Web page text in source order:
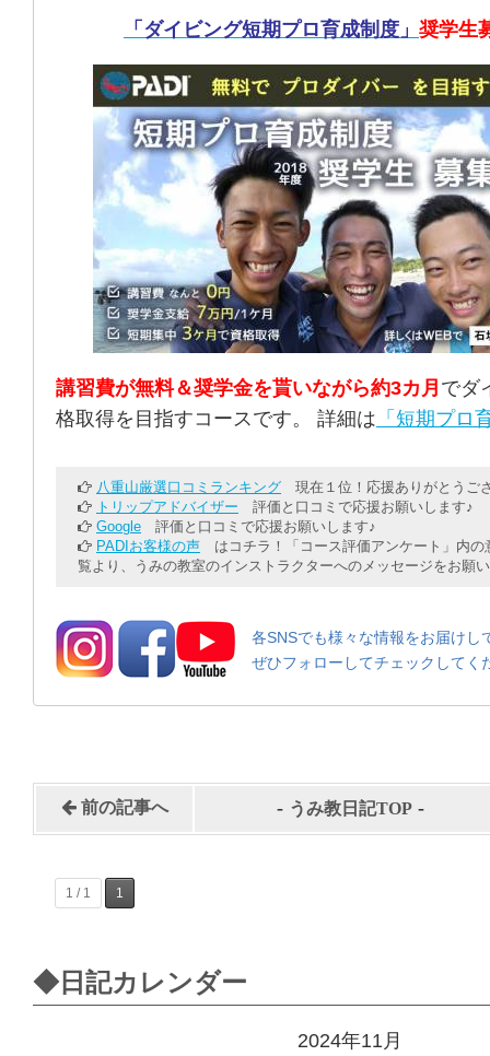
「ダイビング短期プロ育成制度」 奨学生
講習費が無料＆奨学金を貰いながら約3カ月 でダ
格取得を目指すコースです。 詳細は 「短期プロ
八重山厳選口コミランキング 現在１位！応援ありがとうご
トリップアドバイザー 評価と口コミで応援お願いします♪
Google 評価と口コミで応援お願いします♪
PADIお客様の声 はコチラ！「コース評価アンケート」内の
覧より、うみの教室のインストラクターへのメッセージをお願
各SNSでも様々な情報をお届けし
ぜひフォローしてチェックしてく
前の記事へ - うみ教日記TOP -
1 / 1 1
◆日記カレンダー
2024年11月